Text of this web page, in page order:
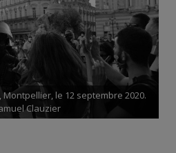
le 12 septembre 2020.
Clauzier